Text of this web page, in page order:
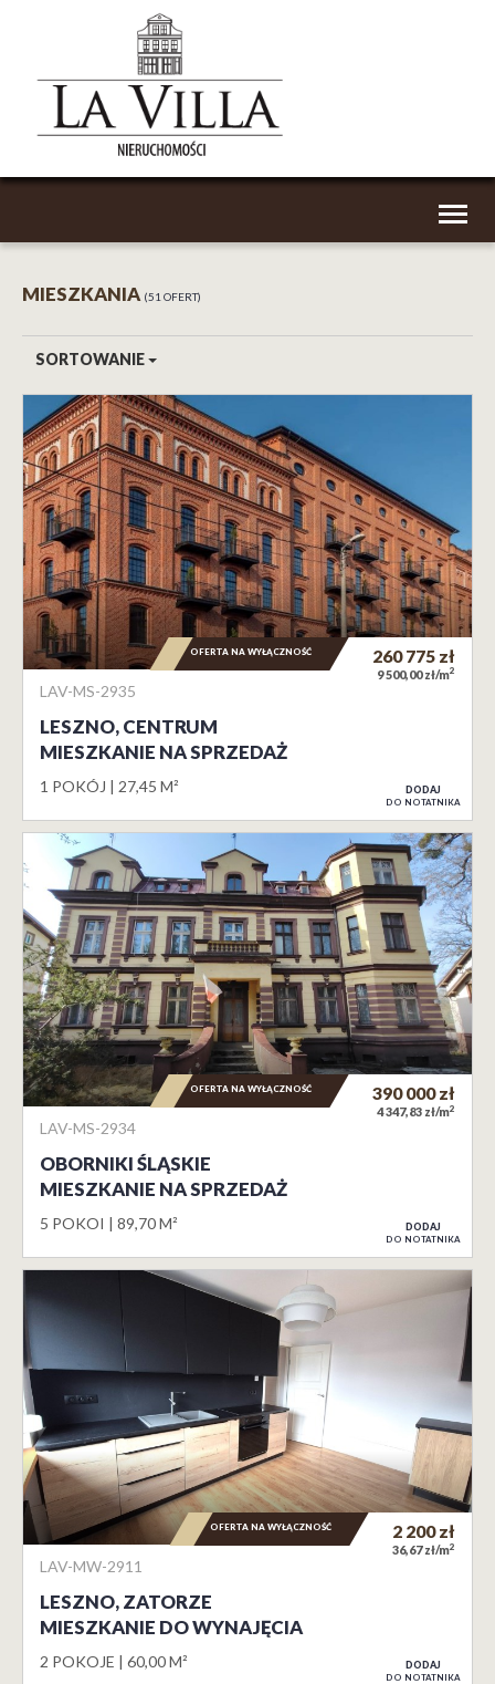
MIESZKANIA 51 OFERT
SORTOWANIE
LAV-MS-2935
LESZNO, CENTRUM
MIESZKANIE NA SPRZEDAŻ
1 POKÓJ 27,45 M²
260 775 zł
9 500,00 zł/m2
OFERTA NA WYŁĄCZNOŚĆ
DODAJ
DO NOTATNIKA
LAV-MS-2934
OBORNIKI ŚLĄSKIE
MIESZKANIE NA SPRZEDAŻ
5 POKOI 89,70 M²
390 000zł
4 347,83 zł/m2
OFERTA NA WYŁĄCZNOŚĆ
DODAJ
DO NOTATNIKA
LAV-MW-2911
LESZNO, ZATORZE
MIESZKANIE DO WYNAJĘCIA
2 POKOJE 60,00 M²
2 200zł
36,67 zł/m2
OFERTA NA WYŁĄCZNOŚĆ
DODAJ
DO NOTATNIKA